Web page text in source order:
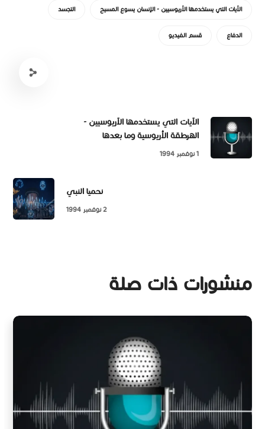
الآيات التي يستخدمها الآريوسيين - الإنسان يسوع المسيح التجسد
الدفاع قسم الفيديو
الآيات التي يستخدمها الآريوسيين -
الهرطقة الأريوسية وما بعدها
1 نوفمبر 1994
نحميا النبي
2 نوفمبر 1994
منشورات ذات صلة